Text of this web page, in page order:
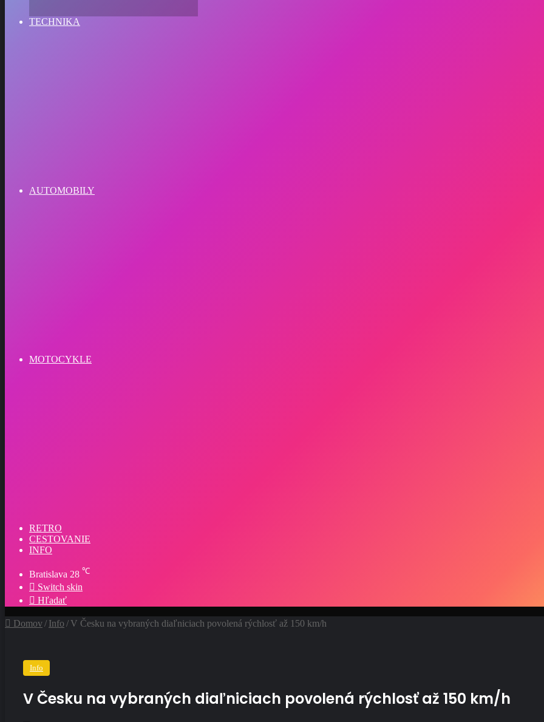
TECHNIKA
AUTOMOBILY
MOTOCYKLE
RETRO
CESTOVANIE
INFO
Bratislava 28 ℃
Switch skin
Hľadať
Domov/ Info /V Česku na vybraných diaľniciach povolená rýchlosť až 150 km/h
Info
V Česku na vybraných diaľniciach povolená rýchlosť až 150 km/h